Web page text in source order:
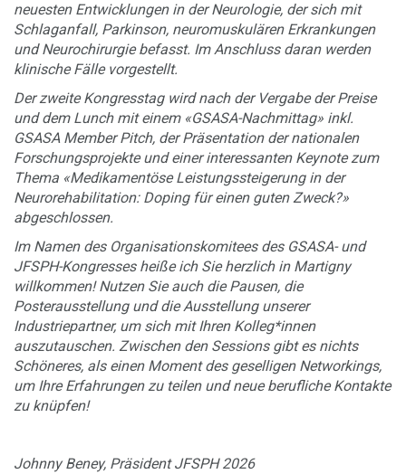
neuesten Entwicklungen in der Neurologie, der sich mit
Schlaganfall, Parkinson, neuromuskulären Erkrankungen
und Neurochirurgie befasst. Im Anschluss daran werden
klinische Fälle vorgestellt.
Der zweite Kongresstag wird nach der Vergabe der Preise
und dem Lunch mit einem «GSASA-Nachmittag» inkl.
GSASA Member Pitch, der Präsentation der nationalen
Forschungsprojekte und einer interessanten Keynote zum
Thema «Medikamentöse Leistungssteigerung in der
Neurorehabilitation: Doping für einen guten Zweck?»
abgeschlossen.
Im Namen des Organisationskomitees des GSASA- und
JFSPH-Kongresses heiße ich Sie herzlich in Martigny
willkommen! Nutzen Sie auch die Pausen, die
Posterausstellung und die Ausstellung unserer
Industriepartner, um sich mit Ihren Kolleg*innen
auszutauschen. Zwischen den Sessions gibt es nichts
Schöneres, als einen Moment des geselligen Networkings,
um Ihre Erfahrungen zu teilen und neue berufliche Kontakte
zu knüpfen!
Johnny Beney, Präsident JFSPH 2026